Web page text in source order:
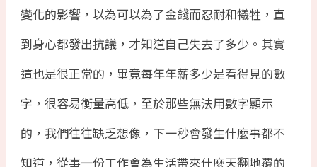
變化的影響，以為可以為了金錢而忍耐和犧牲，直
到身心都發出抗議，才知道自己失去了多少。其實
這也是很正常的，畢竟每年年薪多少是看得見的數
字，很容易衡量高低，至於那些無法用數字顯示
的，我們往往缺乏想像，下一秒會發生什麼事都不
知道，從事一份工作會為生活帶來什麼天翻地覆的